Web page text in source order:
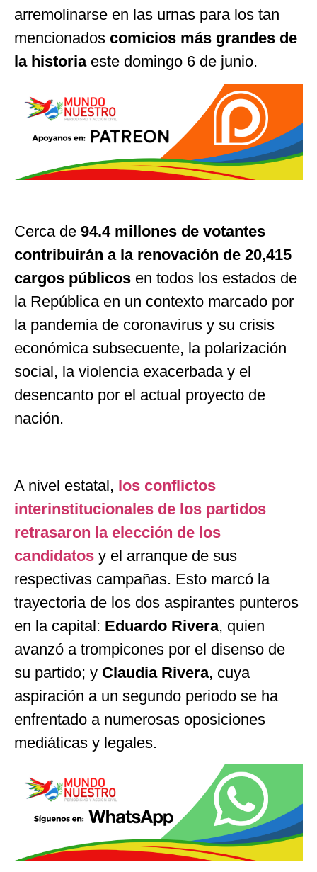
arremolinarse en las urnas para los tan
mencionados comicios más grandes de
la historia este domingo 6 de junio.
Cerca de 94.4 millones de votantes
contribuirán a la renovación de 20,415
cargos públicos en todos los estados de
la República en un contexto marcado por
la pandemia de coronavirus y su crisis
económica subsecuente, la polarización
social, la violencia exacerbada y el
desencanto por el actual proyecto de
nación.
A nivel estatal, los conflictos
interinstitucionales de los partidos
retrasaron la elección de los
candidatos y el arranque de sus
respectivas campañas. Esto marcó la
trayectoria de los dos aspirantes punteros
en la capital: Eduardo Rivera, quien
avanzó a trompicones por el disenso de
su partido; y Claudia Rivera, cuya
aspiración a un segundo periodo se ha
enfrentado a numerosas oposiciones
mediáticas y legales.